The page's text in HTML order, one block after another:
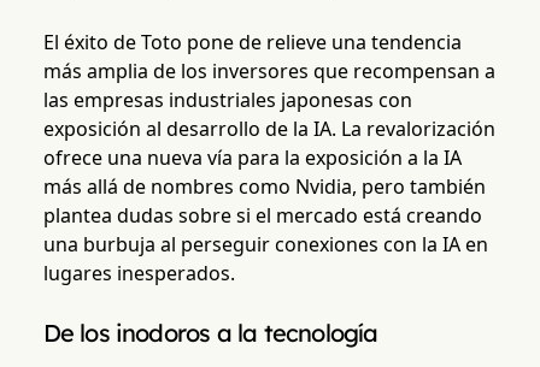
El éxito de Toto pone de relieve una tendencia
más amplia de los inversores que recompensan a
las empresas industriales japonesas con
exposición al desarrollo de la IA. La revalorización
ofrece una nueva vía para la exposición a la IA
más allá de nombres como Nvidia, pero también
plantea dudas sobre si el mercado está creando
una burbuja al perseguir conexiones con la IA en
lugares inesperados.
De los inodoros a la tecnología